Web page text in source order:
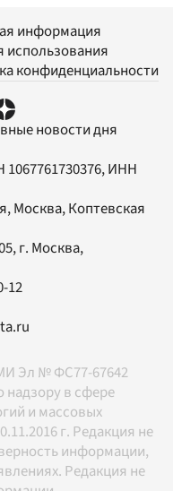
информация
использования
конфиденциальности
новости дня
1067761730376, ИНН
Москва, Коптевская
, г. Москва,
12
Эл № ФС77-67642
в сфере
и массовых
г. Редакция не
информации,
Редакция не